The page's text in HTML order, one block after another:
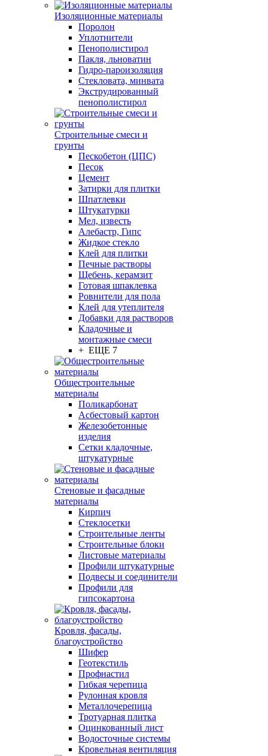
Изоляционные материалы
Поролон
Уплотнители
Пенополистирол
Пакля, льноватин
Гидро-пароизоляция
Стекловата, минвата
Экструдированный
пенополистирол
Строительные смеси и
грунты
Пескобетон (ЦПС)
Песок
Цемент
Затирки для плитки
Шпатлевки
Штукатурки
Мел, известь
Алебастр, Гипс
Жидкое стекло
Клей для плитки
Печные растворы
Щебень, керамзит
Готовая шпаклевка
Ровнители для пола
Клей для утеплителя
Добавки для растворов
Кладочные и
монтажные смеси
+ ЕЩЕ 7
Общестроительные
материалы
Поликарбонат
Асбестовый картон
Железобетонные
изделия
Сетки кладочные,
штукатурные
Стеновые и фасадные
материалы
Кирпич
Стеклосетки
Строительные ленты
Строительные блоки
Листовые материалы
Профили штукатурные
Подвесы и соединители
Профили для
гипсокартона
Кровля, фасады,
благоустройство
Шифер
Геотекстиль
Профнастил
Гибкая черепица
Рулонная кровля
Металлочерепица
Тротуарная плитка
Оцинкованный лист
Водосточные системы
Кровельная вентиляция